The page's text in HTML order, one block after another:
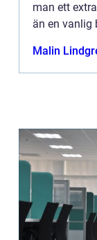
man ett
än en vanlig
Malin